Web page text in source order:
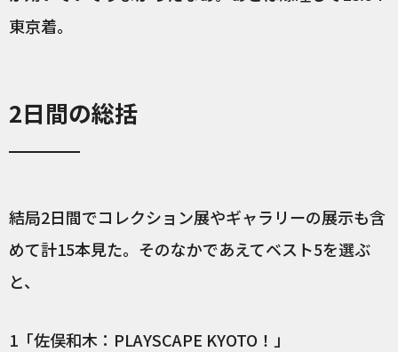
東京着。
2日間の総括
結局2日間でコレクション展やギャラリーの展示も含
めて計15本見た。そのなかであえてベスト5を選ぶ
と、
1「佐俣和木：PLAYSCAPE KYOTO！」